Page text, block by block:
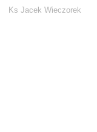
Ks Jacek Wieczorek